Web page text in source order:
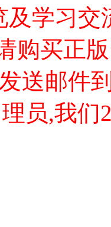
及学习交
购买正
送邮件
理员,我们